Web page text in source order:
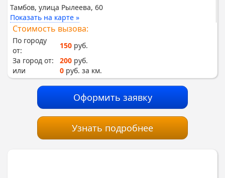
Тамбов, улица Рылеева, 60
Показать на карте »
Стоимость вызова:
По городу
от:
150 руб.
За город от:
200 руб.
или
0 руб. за км.
Оформить заявку
Узнать подробнее